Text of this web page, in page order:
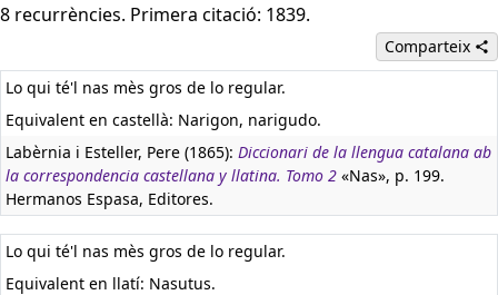
8 recurrències. Primera citació: 1839.
Comparteix
Lo qui té'l nas mès gros de lo regular.
Equivalent en castellà: Narigon, narigudo.
Labèrnia i Esteller, Pere (1865): Diccionari de la llengua catalana ab
la correspondencia castellana y llatina. Tomo 2 «Nas», p. 199.
Hermanos Espasa, Editores.
Lo qui té'l nas mès gros de lo regular.
Equivalent en llatí: Nasutus.